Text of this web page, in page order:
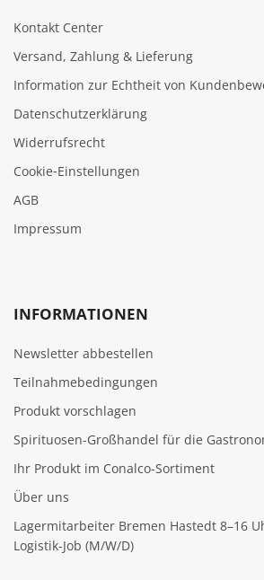
Kontakt Center
Versand, Zahlung & Lieferung
Information zur Echtheit von
Datenschutzerklärung
Widerrufsrecht
Cookie‑Einstellungen
AGB
Impressum
INFORMATIONEN
Newsletter abbestellen
Teilnahmebedingungen
Produkt vorschlagen
Spirituosen-Großhandel für die
Ihr Produkt im Conalco-Sortiment
Über uns
Lagermitarbeiter Bremen Hastedt 8–16
Logistik-Job (M/W/D)